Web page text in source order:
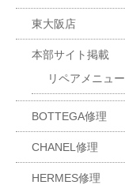
東大阪店
本部サイト掲載
リペアメニュー
BOTTEGA修理
CHANEL修理
HERMES修理